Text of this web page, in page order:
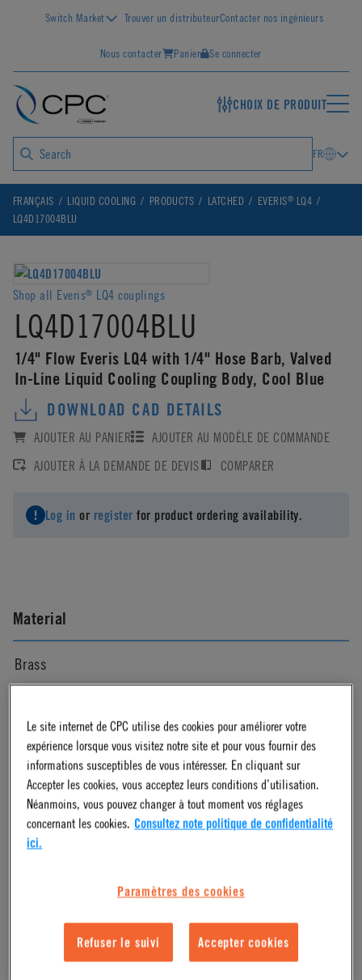
Switch Market Trouver un distributeurContacter nos ingénieurs
Nous contacter Panier Se connecter
CHOIX DE PRODUIT
FR
FRANÇAIS LIQUID COOLING PRODUCTS LATCHED EVERIS® LQ4
LQ4D17004BLU
Shop all Everis® LQ4 couplings
LQ4D17004BLU
1/4" Flow Everis LQ4 with 1/4" Hose Barb, Valved
In-Line Liquid Cooling Coupling Body, Cool Blue
DOWNLOAD CAD DETAILS
AJOUTER AU PANIER
AJOUTER AU MODÈLE DE COMMANDE
AJOUTER À LA DEMANDE DE DEVIS
COMPARER
Log in or register for product ordering availability.
Material
Brass
Material Finish
Chrome
Pressure Range
Metallic with cool blue
Le site internet de CPC utilise des cookies pour améliorer votre
expérience lorsque vous visitez notre site et pour vous fournir des
informations susceptibles de vous intéresser. En cliquant sur
Accepter les cookies, vous acceptez leurs conditions d’utilisation.
Néanmoins, vous pouvez changer à tout moment vos réglages
concernant les cookies. Consultez note politique de confidentialité
ici.
Paramètres des cookies
Refuser le suivi Accepter cookies